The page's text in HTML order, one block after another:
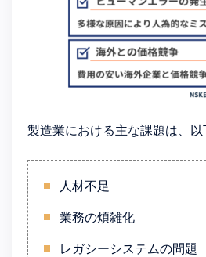
製造業における主な課題は、以
人材不足
業務の煩雑化
レガシーシステムの問題